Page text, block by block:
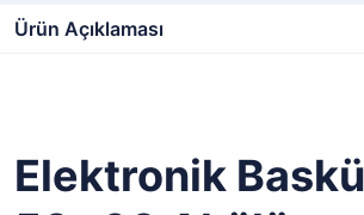
Ürün Açıklaması
Elektronik